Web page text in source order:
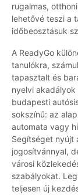
rugalmas,
lehetővé teszi a
időbeosztásuk
A ReadyGo
tanulókra,
tapasztalt és
nyelvi
budapesti
sokszínű: az
automata vagy
Segítséget nyújt
jogosítvánnyal,
városi
szabályokat.
teljesen új